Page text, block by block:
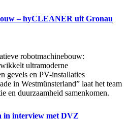
– hyCLEANER uit Gronau
robotmachinebouw:
ultramoderne
gevels en PV-installaties
in Westmünsterland” laat het team
en duurzaamheid samenkomen.
in interview met DVZ